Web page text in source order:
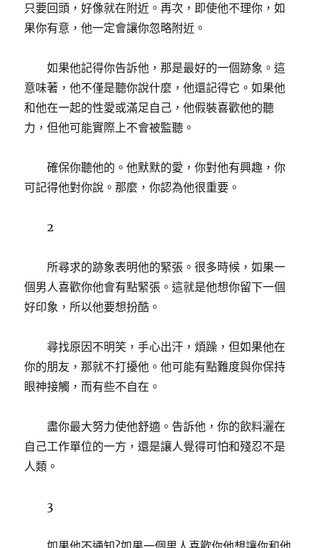
只要回頭，好像就在附近。再次，即使他不理你，如
果你有意，他一定會讓你忽略附近。
如果他記得你告訴他，那是最好的一個跡象。這
意味著，他不僅是聽你說什麼，他還記得它。如果他
和他在一起的性愛或滿足自己，他假裝喜歡他的聽
力，但他可能實際上不會被監聽。
確保你聽他的。他默默的愛，你對他有興趣，你
可記得他對你說。那麼，你認為他很重要。
2
所尋求的跡象表明他的緊張。很多時候，如果一
個男人喜歡你他會有點緊張。這就是他想你留下一個
好印象，所以他要想扮酷。
尋找原因不明笑，手心出汗，煩躁，但如果他在
你的朋友，那就不打擾他。他可能有點難度與你保持
眼神接觸，而有些不自在。
盡你最大努力使他舒適。告訴他，你的飲料灑在
自己工作單位的一方，還是讓人覺得可怕和殘忍不是
人類。
3